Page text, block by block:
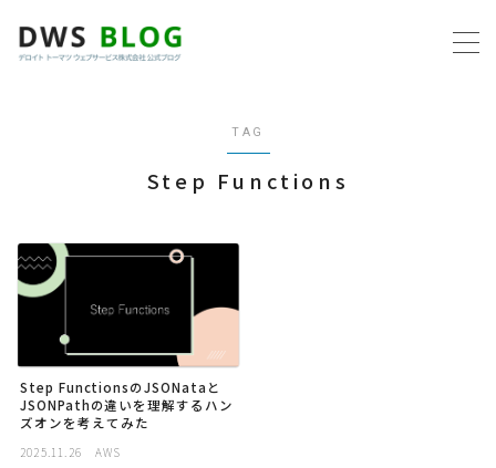
プログラミング
ビジネス
リモートワーク
社内制度
TAG
Step Functions
Step FunctionsのJSONataと
JSONPathの違いを理解するハン
ズオンを考えてみた
2025.11.26 AWS